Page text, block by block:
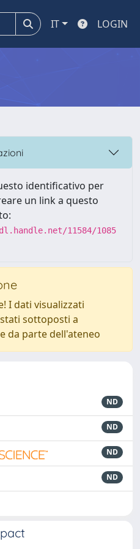
IT LOGIN
identificativo per
un link a questo
11584/1085
I dati visualizzati
sottoposti a
da parte dell'ateneo
ND
ND
ND
ND